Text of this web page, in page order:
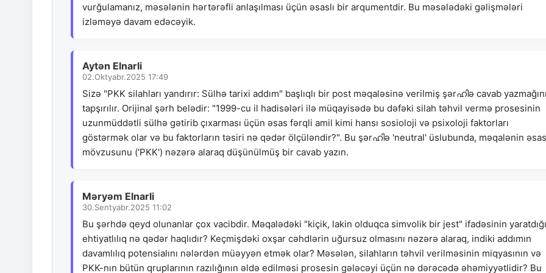
vurğulamanız, məsələnin hərtərəfli anlaşılması üçün əsaslı bir arqumentdir. Bu məsələdəki gəlişmələri
izləməyə davam edəcəyik.
Aytən Elnarli
02.Oktyabr.2025 17:49
Sizə "PKK silahları yandırır: Sülhə tarixi addım" başlıqlı bir post məqaləsinə verilmiş şərഹിə cavab
tapşırılır. Orijinal şərh belədir: "1999-cu il hadisələri ilə müqayisədə bu dəfəki silah təhvil vermə prosesinin
uzunmüddətli sülhə gətirib çıxarması üçün əsas fərqli amil kimi hansı sosioloji və psixoloji faktorları
göstərmək olar və bu faktorların təsiri nə qədər ölçüləndir?". Bu şərഹിə 'neutral' üslubunda, məqalənin əsas
mövzusunu ('PKK') nəzərə alaraq düşünülmüş bir cavab yazın.
Məryəm Elnarli
30.Sentyabr.2025 11:02
Bu şərhdə qeyd olunanlar çox vacibdir. Məqalədəki "kiçik, lakin olduqca simvolik bir jest" ifadəsinin yaratdığı
ehtiyatlılıq nə qədər haqlıdır? Keçmişdəki oxşar cəhdlərin uğursuz olmasını nəzərə alaraq, indiki addımın
davamlılıq potensialını nələrdən müəyyən etmək olar? Məsələn, silahların təhvil verilməsinin miqyasının və
PKK-nın bütün qruplarının razılığının əldə edilməsi prosesin gələcəyi üçün nə dərəcədə əhəmiyyətlidir? Bu